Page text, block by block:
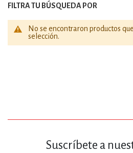
No se encontraron productos
selección.
FILTRA TU BÚSQUEDA POR
Suscríbete a